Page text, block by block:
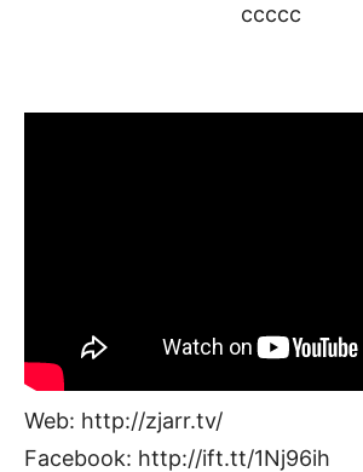
ccccc
Web: http://zjarr.tv/
Facebook: http://ift.tt/1Nj96ih